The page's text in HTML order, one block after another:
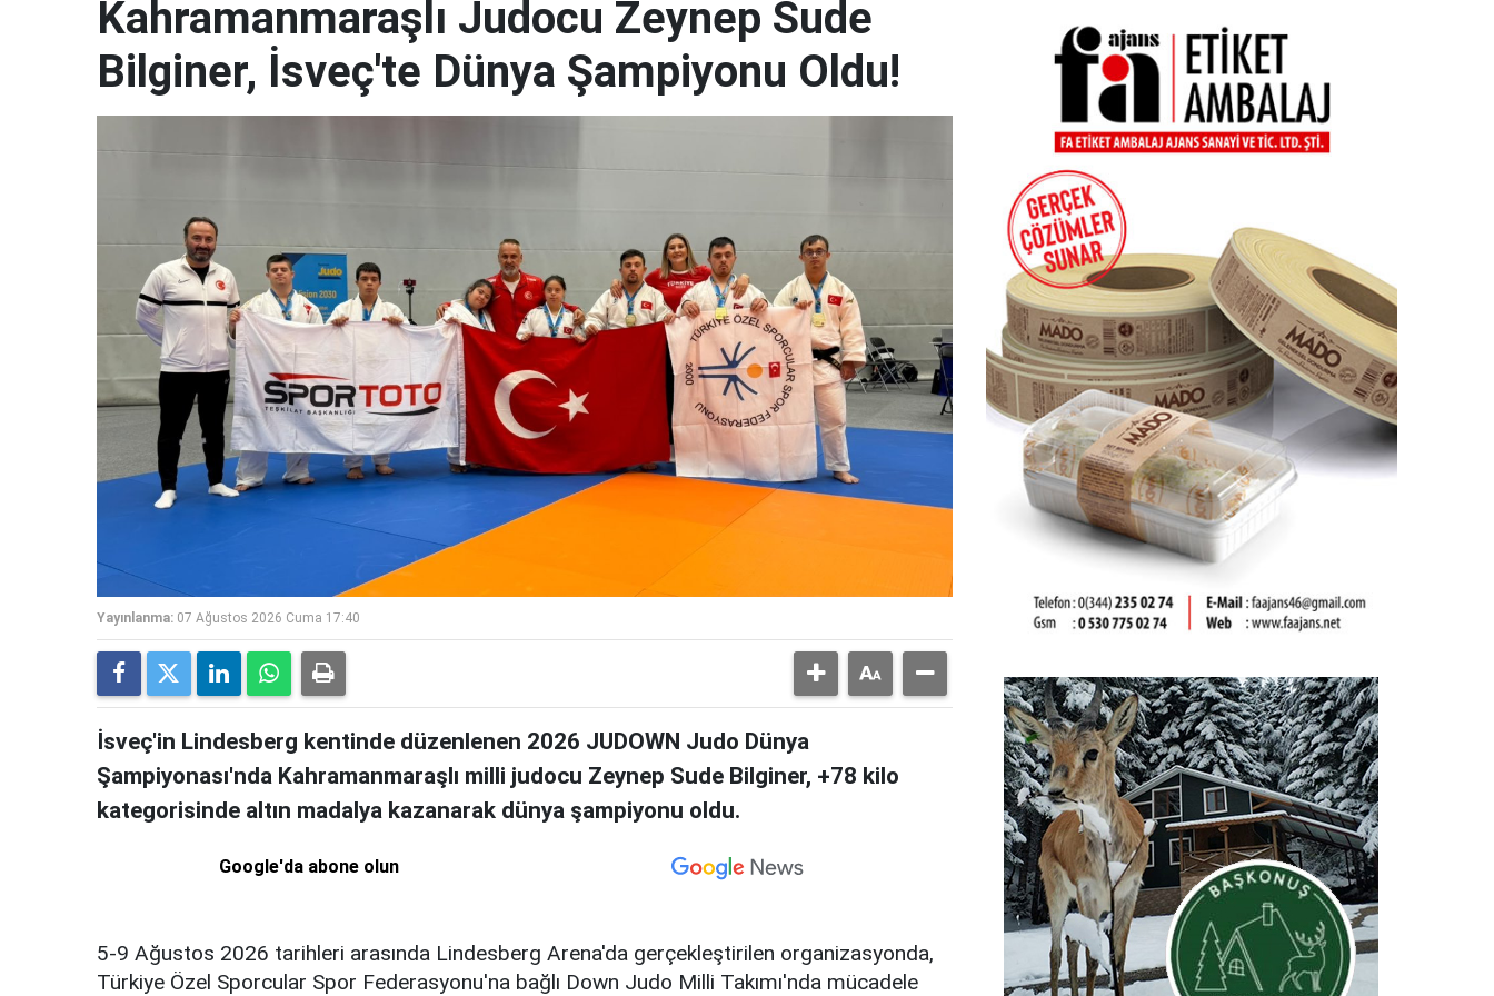
Kahramanmaraşlı Judocu Zeynep Sude
Bilginer, İsveç'te Dünya Şampiyonu Oldu!
Yayınlanma: 07 Ağustos 2026 Cuma 17:40
İsveç'in Lindesberg kentinde düzenlenen 2026 JUDOWN Judo Dünya
Şampiyonası'nda Kahramanmaraşlı milli judocu Zeynep Sude Bilginer, +78 kilo
kategorisinde altın madalya kazanarak dünya şampiyonu oldu.
Google'da abone olun
5-9 Ağustos 2026 tarihleri arasında Lindesberg Arena'da gerçekleştirilen organizasyonda,
Türkiye Özel Sporcular Spor Federasyonu'na bağlı Down Judo Milli Takımı'nda mücadele